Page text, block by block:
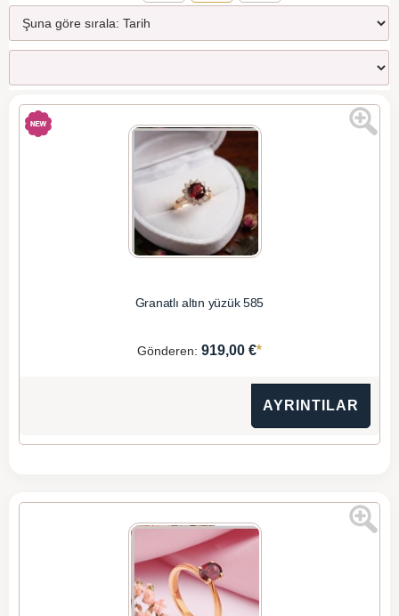
Granatlı altın yüzük 585
Gönderen: 919,00 €*
AYRINTILAR